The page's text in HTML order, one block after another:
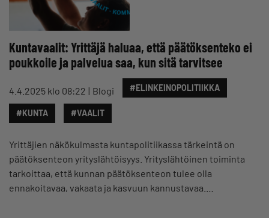
Kuntavaalit: Yrittäjä haluaa, että päätöksenteko ei
poukkoile ja palvelua saa, kun sitä tarvitsee
4.4.2025 klo 08:22 Blogi #ELINKEINOPOLITIIKKA
#KUNTA #VAALIT
Yrittäjien näkökulmasta kuntapolitiikassa tärkeintä on
päätöksenteon yrityslähtöisyys. Yrityslähtöinen toiminta
tarkoittaa, että kunnan päätöksenteon tulee olla
ennakoitavaa, vakaata ja kasvuun kannustavaa.…